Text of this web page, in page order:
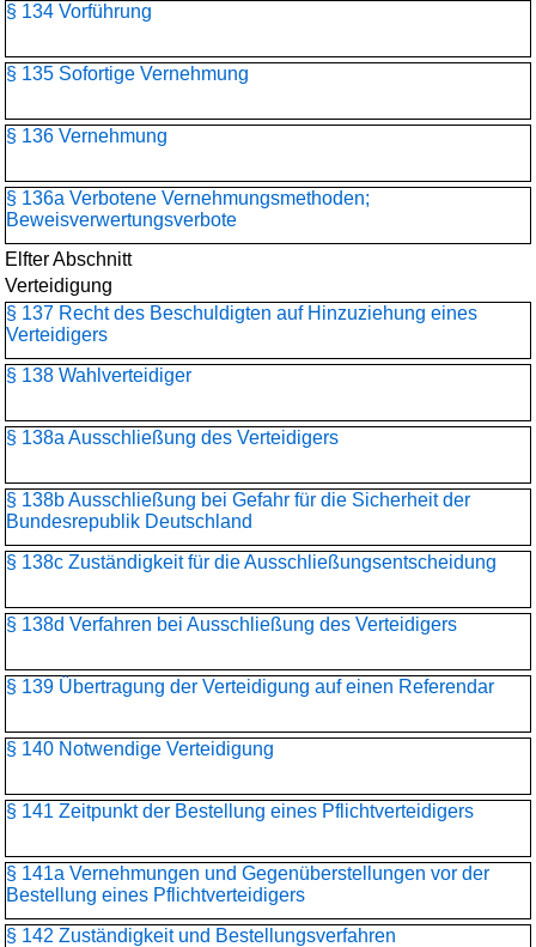
§ 134 Vorführung
§ 135 Sofortige Vernehmung
§ 136 Vernehmung
§ 136a Verbotene Vernehmungsmethoden;
Beweisverwertungsverbote
Elfter Abschnitt
Verteidigung
§ 137 Recht des Beschuldigten auf Hinzuziehung eines
Verteidigers
§ 138 Wahlverteidiger
§ 138a Ausschließung des Verteidigers
§ 138b Ausschließung bei Gefahr für die Sicherheit der
Bundesrepublik Deutschland
§ 138c Zuständigkeit für die Ausschließungsentscheidung
§ 138d Verfahren bei Ausschließung des Verteidigers
§ 139 Übertragung der Verteidigung auf einen Referendar
§ 140 Notwendige Verteidigung
§ 141 Zeitpunkt der Bestellung eines Pflichtverteidigers
§ 141a Vernehmungen und Gegenüberstellungen vor der
Bestellung eines Pflichtverteidigers
§ 142 Zuständigkeit und Bestellungsverfahren